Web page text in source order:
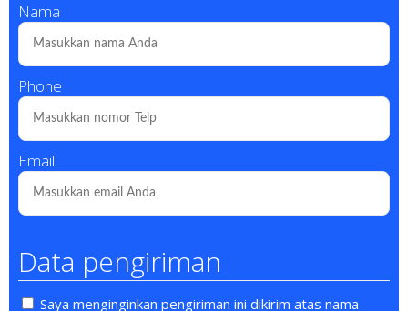
Nama
Phone
Email
Data pengiriman
Saya menginginkan pengiriman ini dikirim atas nama